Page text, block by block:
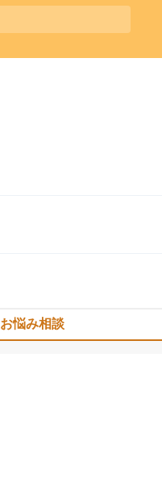
お悩み相談